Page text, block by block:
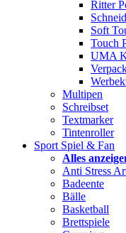
Ritter
Soft
Touch
UMA
Multipen
Schreibset
Textmarker
Tintenroller
Sport Spiel & Fan
Alles
Anti Stress
Badeente
Bälle
Basketball
Brettspiele